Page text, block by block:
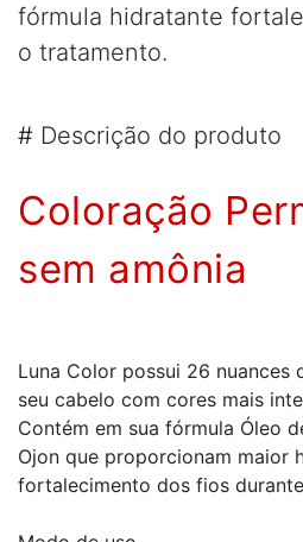
fórmula hidratante
o tratamento.
# Descrição do produto
Coloração
sem amônia
Luna Color possui 26
seu cabelo com cores mais
Contém em sua fórmula Óleo
Ojon que proporcionam maior
fortalecimento dos fios